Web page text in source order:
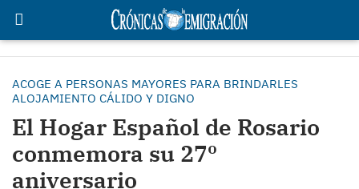
ACOGE A PERSONAS MAYORES PARA BRINDARLES
ALOJAMIENTO CÁLIDO Y DIGNO
El Hogar Español de Rosario
conmemora su 27º
aniversario